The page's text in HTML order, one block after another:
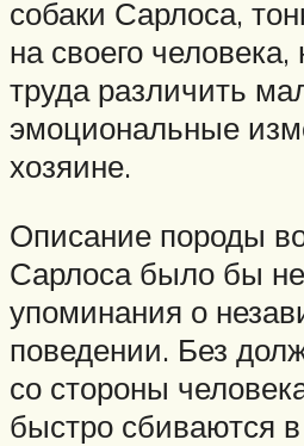
собаки Сарлоса,
на своего человека,
труда различить
эмоциональные
хозяине.
Описание породы
Сарлоса было бы
упоминания о
поведении. Без
со стороны
быстро сбиваются